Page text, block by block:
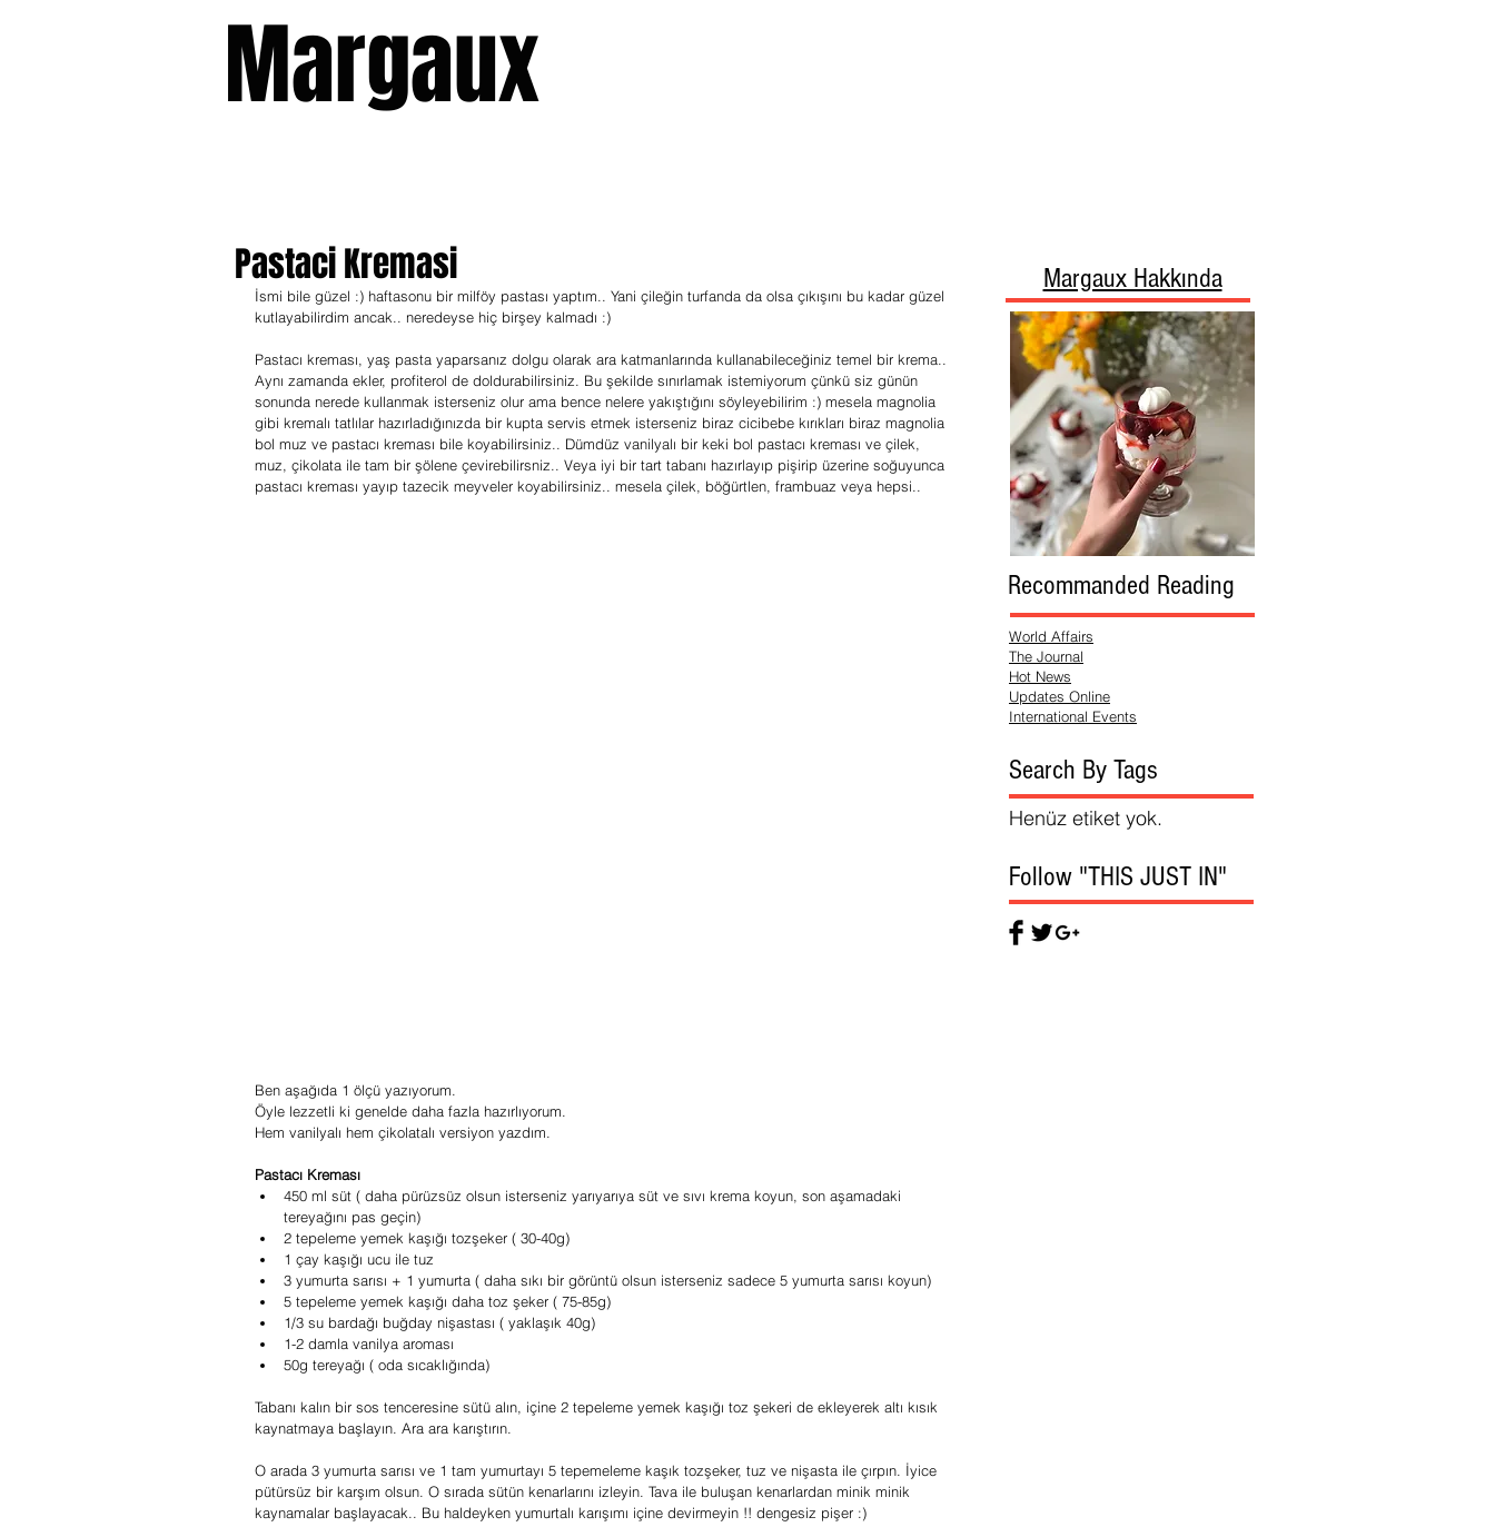
Margaux
Pastaci Kremasi
İsmi bile güzel :) haftasonu bir milföy pastası yaptım.. Yani çileğin turfanda da olsa çıkışını bu kadar güzel
kutlayabilirdim ancak.. neredeyse hiç birşey kalmadı :)
Pastacı kreması, yaş pasta yaparsanız dolgu olarak ara katmanlarında kullanabileceğiniz temel bir krema..
Aynı zamanda ekler, profiterol de doldurabilirsiniz. Bu şekilde sınırlamak istemiyorum çünkü siz günün
sonunda nerede kullanmak isterseniz olur ama bence nelere yakıştığını söyleyebilirim :) mesela magnolia
gibi kremalı tatlılar hazırladığınızda bir kupta servis etmek isterseniz biraz cicibebe kırıkları biraz magnolia
bol muz ve pastacı kreması bile koyabilirsiniz.. Dümdüz vanilyalı bir keki bol pastacı kreması ve çilek,
muz, çikolata ile tam bir şölene çevirebilirsniz.. Veya iyi bir tart tabanı hazırlayıp pişirip üzerine soğuyunca
pastacı kreması yayıp tazecik meyveler koyabilirsiniz.. mesela çilek, böğürtlen, frambuaz veya hepsi..
Ben aşağıda 1 ölçü yazıyorum.
Öyle lezzetli ki genelde daha fazla hazırlıyorum.
Hem vanilyalı hem çikolatalı versiyon yazdım.
Pastacı Kreması
450 ml süt ( daha pürüzsüz olsun isterseniz yarıyarıya süt ve sıvı krema koyun, son aşamadaki
tereyağını pas geçin)
2 tepeleme yemek kaşığı tozşeker ( 30-40g)
1 çay kaşığı ucu ile tuz
3 yumurta sarısı + 1 yumurta ( daha sıkı bir görüntü olsun isterseniz sadece 5 yumurta sarısı koyun)
5 tepeleme yemek kaşığı daha toz şeker ( 75-85g)
1/3 su bardağı buğday nişastası ( yaklaşık 40g)
1-2 damla vanilya aroması
50g tereyağı ( oda sıcaklığında)
Tabanı kalın bir sos tenceresine sütü alın, içine 2 tepeleme yemek kaşığı toz şekeri de ekleyerek altı kısık
kaynatmaya başlayın. Ara ara karıştırın.
O arada 3 yumurta sarısı ve 1 tam yumurtayı 5 tepemeleme kaşık tozşeker, tuz ve nişasta ile çırpın. İyice
pütürsüz bir karşım olsun. O sırada sütün kenarlarını izleyin. Tava ile buluşan kenarlardan minik minik
kaynamalar başlayacak.. Bu haldeyken yumurtalı karışımı içine devirmeyin !! dengesiz pişer :)
Margaux Hakkında
Recommanded Reading
World Affairs
The Journal
Hot News
Updates Online
International Events
Search By Tags
Henüz etiket yok.
Follow "THIS JUST IN"